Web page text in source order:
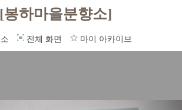
하마을분향소]
전체 화면 마이 아카이브